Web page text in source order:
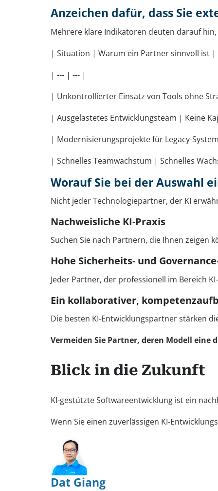
Anzeichen dafür, dass Sie
Mehrere klare Indikatoren deuten darauf
| Situation | Warum ein Partner sinnvoll ist |
| --- | --- |
| Unkontrollierter Einsatz von Tools ohne
| Ausgelastetes Entwicklungsteam | Keine
| Modernisierungsprojekte für Legacy-
| Schnelles Teamwachstum | Schnelles
Worauf Sie bei der Auswahl
Nicht jeder Technologiepartner, der KI
Nachweisliche KI-Praxis
Suchen Sie nach Partnern, die Ihnen
Hohe Sicherheits- und
Jeder Partner, der professionell im Bereich
Ein kollaborativer,
Die besten KI-Entwicklungspartner stärken
Vermeiden Sie Partner, deren Modell
Blick in die Zukunft
KI-gestützte Softwareentwicklung ist ein
Wenn Sie einen zuverlässigen KI-
Dat Giang